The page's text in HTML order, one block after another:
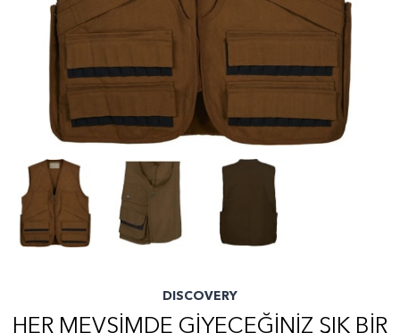
DISCOVERY
HER MEVSİMDE GİYECEĞİNİZ ŞIK BİR